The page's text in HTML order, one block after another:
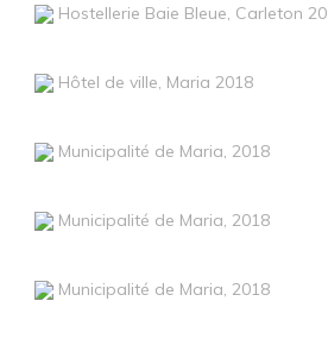
Hostellerie Baie Bleue, Carleton
Hôtel de ville, Maria 2018
Municipalité de Maria, 2018
Municipalité de Maria, 2018
Municipalité de Maria, 2018